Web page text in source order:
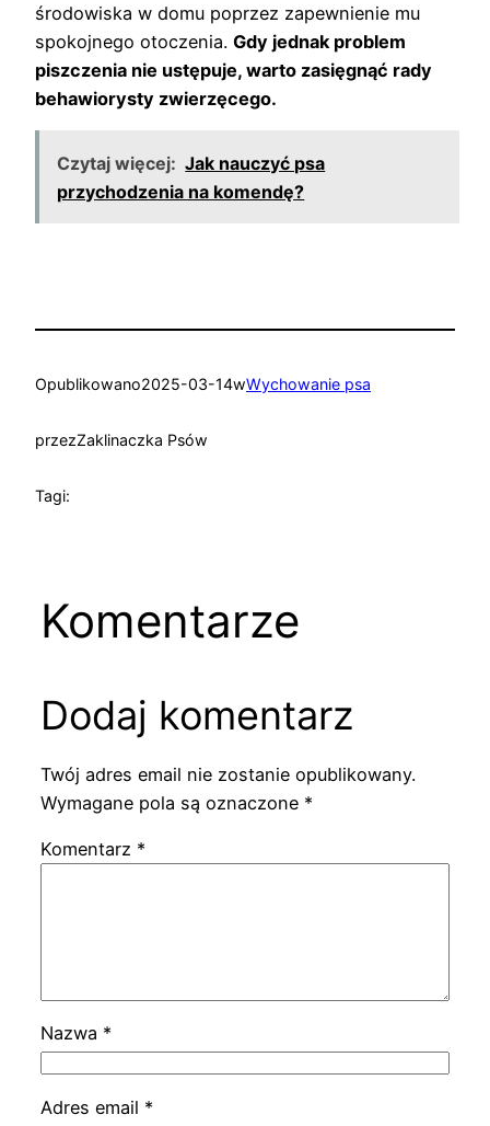
środowiska w domu poprzez zapewnienie mu
spokojnego otoczenia. Gdy jednak problem
piszczenia nie ustępuje, warto zasięgnąć rady
behawiorysty zwierzęcego.
Czytaj więcej: Jak nauczyć psa
przychodzenia na komendę?
Opublikowano2025-03-14wWychowanie psa
przezZaklinaczka Psów
Tagi:
Komentarze
Dodaj komentarz
Twój adres email nie zostanie opublikowany.
Wymagane pola są oznaczone *
Komentarz *
Nazwa *
Adres email *